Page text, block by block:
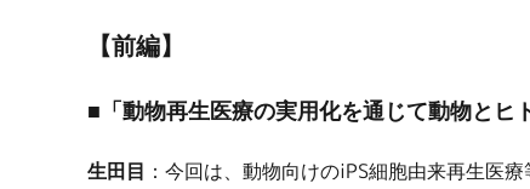
【前編】
■「動物再生医療の実用化を通じて動物と
生田目
：今回は、動物向けのiPS細胞由来再生医